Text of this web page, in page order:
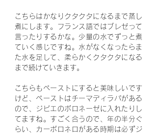
こちらはかなりクタクタになるまで蒸し
煮にします。フランス語ではブレゼって
言ったりするかな。少量の水でずっと煮
ていく感じですね。水がなくなったらま
た水を足して、柔らかくクタクタになる
まで続けていきます。
こちらもペーストにすると美味しいです
けど、ペーストはチーマディラパがある
ので、ジビエのボロネーゼに入れたりし
てますね。すごく合うので、年の半分ぐ
らい、カーボロネロがある時期は必ずジ